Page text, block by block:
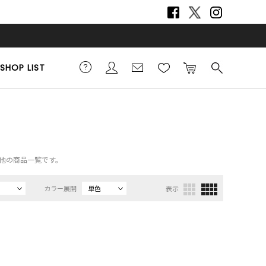
SHOP LIST
商品一覧です。
カラー展開 単色 表示